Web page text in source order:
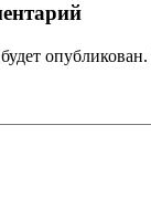
опубликован.